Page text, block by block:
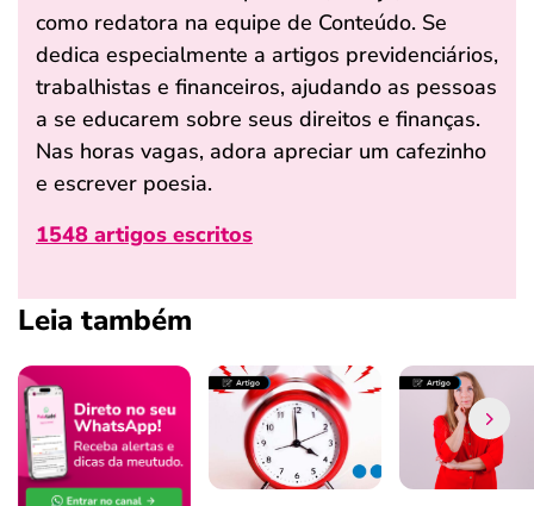
como redatora na equipe de Conteúdo. Se
dedica especialmente a artigos previdenciários,
trabalhistas e financeiros, ajudando as pessoas
a se educarem sobre seus direitos e finanças.
Nas horas vagas, adora apreciar um cafezinho
e escrever poesia.
1548 artigos escritos
Leia também